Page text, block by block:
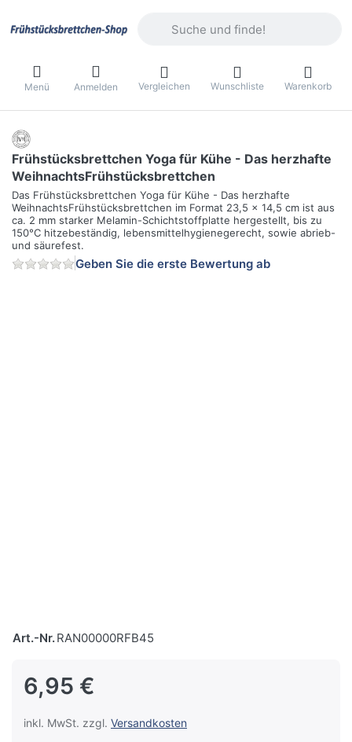
Menü Anmelden Vergleichen Wunschliste Warenkorb
Frühstücksbrettchen Yoga für Kühe - Das herzhafte
WeihnachtsFrühstücksbrettchen
Das Frühstücksbrettchen Yoga für Kühe - Das herzhafte
WeihnachtsFrühstücksbrettchen im Format 23,5 x 14,5 cm ist aus
ca. 2 mm starker Melamin-Schichtstoffplatte hergestellt, bis zu
150°C hitzebeständig, lebensmittelhygienegerecht, sowie abrieb-
und säurefest.
Geben Sie die erste Bewertung ab
Art.-Nr.RAN00000RFB45
6,95 €
inkl. MwSt. zzgl. Versandkosten